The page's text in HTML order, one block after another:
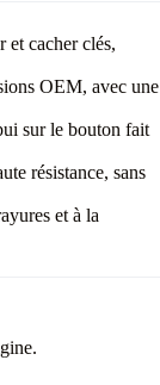
et cacher clés,
OEM, avec une
sur le bouton fait
résistance, sans
et à la